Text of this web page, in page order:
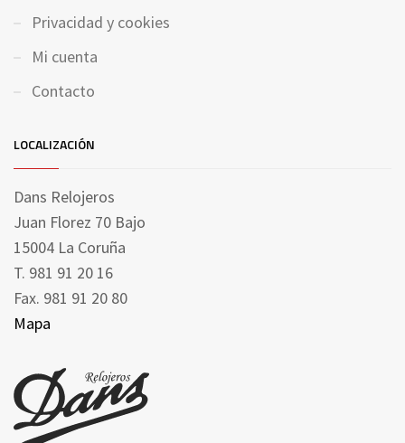
Privacidad y cookies
Mi cuenta
Contacto
LOCALIZACIÓN
Dans Relojeros
Juan Florez 70 Bajo
15004 La Coruña
T. 981 91 20 16
Fax. 981 91 20 80
Mapa